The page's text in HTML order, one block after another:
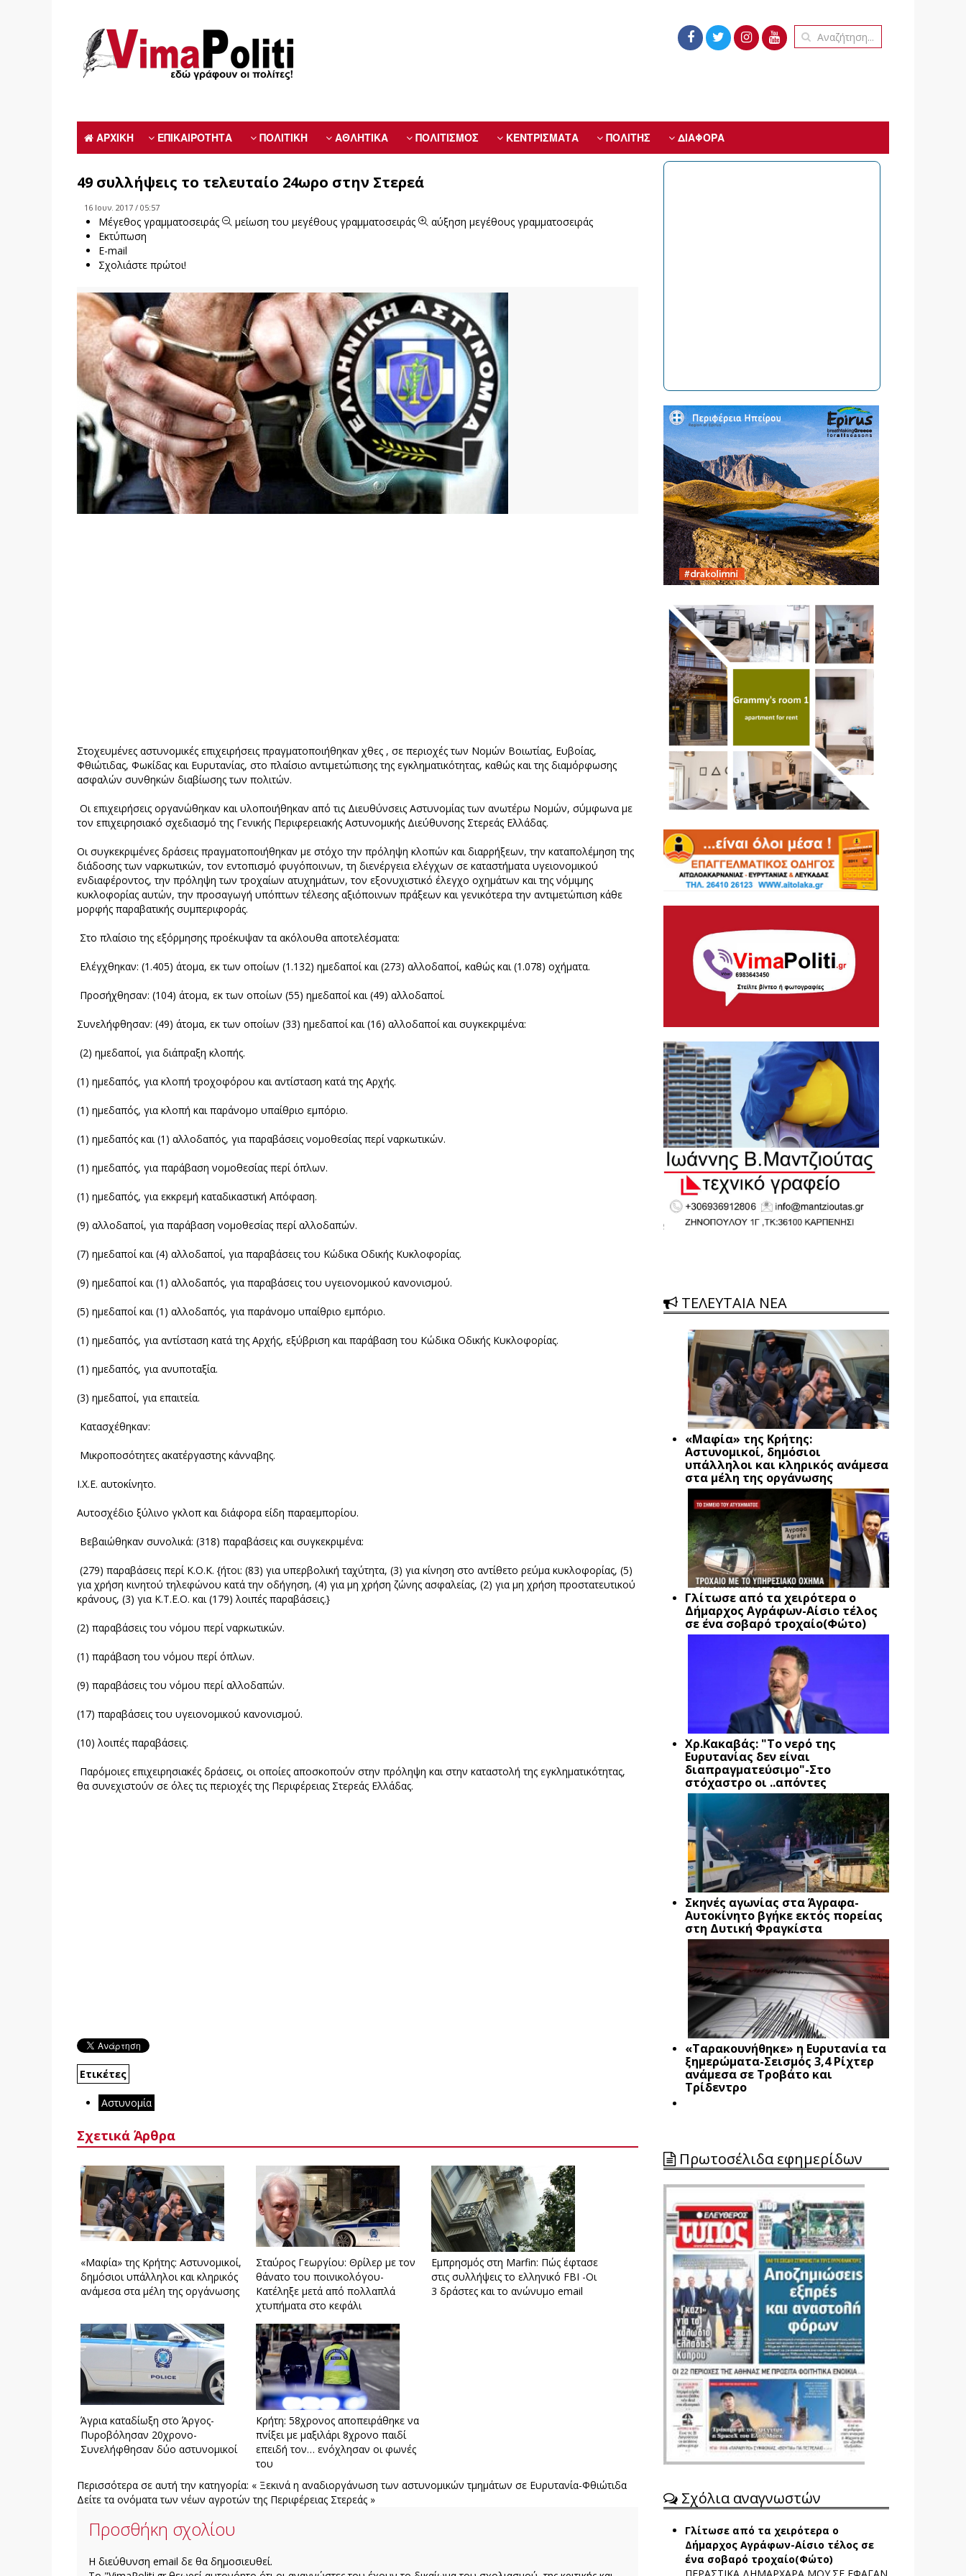
ΑΡΧΙΚΗ ΕΠΙΚΑΙΡΟΤΗΤΑ ΠΟΛΙΤΙΚΗ ΑΘΛΗΤΙΚΑ ΠΟΛΙΤΙΣΜΟΣ ΚΕΝΤΡΙΣΜΑΤΑ ΠΟΛΙΤΗΣ ΔΙΑΦΟΡΑ
49 συλλήψεις το τελευταίο 24ωρο στην Στερεά
16 Ιουν. 2017 / 05:57
Μέγεθος γραμματοσειράς μείωση του μεγέθους γραμματοσειράς
αύξηση μεγέθους γραμματοσειράς
Εκτύπωση
E-mail
Σχολιάστε πρώτοι!
Στοχευμένες αστυνομικές επιχειρήσεις πραγματοποιήθηκαν χθες , σε περιοχές των Νομών Βοιωτίας, Ευβοίας,
Φθιώτιδας, Φωκίδας και Ευρυτανίας, στο πλαίσιο αντιμετώπισης της εγκληματικότητας, καθώς και της διαμόρφωσης
ασφαλών συνθηκών διαβίωσης των πολιτών.
Οι επιχειρήσεις οργανώθηκαν και υλοποιήθηκαν από τις Διευθύνσεις Αστυνομίας των ανωτέρω Νομών, σύμφωνα με
τον επιχειρησιακό σχεδιασμό της Γενικής Περιφερειακής Αστυνομικής Διεύθυνσης Στερεάς Ελλάδας.
Οι συγκεκριμένες δράσεις πραγματοποιήθηκαν με στόχο την πρόληψη κλοπών και διαρρήξεων, την καταπολέμηση της
διάδοσης των ναρκωτικών, τον εντοπισμό φυγόποινων, τη διενέργεια ελέγχων σε καταστήματα υγειονομικού
ενδιαφέροντος, την πρόληψη των τροχαίων ατυχημάτων, τον εξονυχιστικό έλεγχο οχημάτων και της νόμιμης
κυκλοφορίας αυτών, την προσαγωγή υπόπτων τέλεσης αξιόποινων πράξεων και γενικότερα την αντιμετώπιση κάθε
μορφής παραβατικής συμπεριφοράς.
Στο πλαίσιο της εξόρμησης προέκυψαν τα ακόλουθα αποτελέσματα:
Ελέγχθηκαν: (1.405) άτομα, εκ των οποίων (1.132) ημεδαποί και (273) αλλοδαποί, καθώς και (1.078) οχήματα.
Προσήχθησαν: (104) άτομα, εκ των οποίων (55) ημεδαποί και (49) αλλοδαποί.
Συνελήφθησαν: (49) άτομα, εκ των οποίων (33) ημεδαποί και (16) αλλοδαποί και συγκεκριμένα:
(2) ημεδαποί, για διάπραξη κλοπής.
(1) ημεδαπός, για κλοπή τροχοφόρου και αντίσταση κατά της Αρχής.
(1) ημεδαπός, για κλοπή και παράνομο υπαίθριο εμπόριο.
(1) ημεδαπός και (1) αλλοδαπός, για παραβάσεις νομοθεσίας περί ναρκωτικών.
(1) ημεδαπός, για παράβαση νομοθεσίας περί όπλων.
(1) ημεδαπός, για εκκρεμή καταδικαστική Απόφαση.
(9) αλλοδαποί, για παράβαση νομοθεσίας περί αλλοδαπών.
(7) ημεδαποί και (4) αλλοδαποί, για παραβάσεις του Κώδικα Οδικής Κυκλοφορίας.
(9) ημεδαποί και (1) αλλοδαπός, για παραβάσεις του υγειονομικού κανονισμού.
(5) ημεδαποί και (1) αλλοδαπός, για παράνομο υπαίθριο εμπόριο.
(1) ημεδαπός, για αντίσταση κατά της Αρχής, εξύβριση και παράβαση του Κώδικα Οδικής Κυκλοφορίας.
(1) ημεδαπός, για ανυποταξία.
(3) ημεδαποί, για επαιτεία.
Κατασχέθηκαν:
Μικροποσότητες ακατέργαστης κάνναβης.
Ι.Χ.Ε. αυτοκίνητο.
Αυτοσχέδιο ξύλινο γκλοπ και διάφορα είδη παραεμπορίου.
Βεβαιώθηκαν συνολικά: (318) παραβάσεις και συγκεκριμένα:
(279) παραβάσεις περί Κ.Ο.Κ. {ήτοι: (83) για υπερβολική ταχύτητα, (3) για κίνηση στο αντίθετο ρεύμα κυκλοφορίας, (5)
για χρήση κινητού τηλεφώνου κατά την οδήγηση, (4) για μη χρήση ζώνης ασφαλείας, (2) για μη χρήση προστατευτικού
κράνους, (3) για Κ.Τ.Ε.Ο. και (179) λοιπές παραβάσεις.}
(2) παραβάσεις του νόμου περί ναρκωτικών.
(1) παράβαση του νόμου περί όπλων.
(9) παραβάσεις του νόμου περί αλλοδαπών.
(17) παραβάσεις του υγειονομικού κανονισμού.
(10) λοιπές παραβάσεις.
Παρόμοιες επιχειρησιακές δράσεις, οι οποίες αποσκοπούν στην πρόληψη και στην καταστολή της εγκληματικότητας,
θα συνεχιστούν σε όλες τις περιοχές της Περιφέρειας Στερεάς Ελλάδας.
Ετικέτες
Αστυνομία
Σχετικά Άρθρα
«Μαφία» της Κρήτης: Αστυνομικοί,
δημόσιοι υπάλληλοι και κληρικός
ανάμεσα στα μέλη της οργάνωσης
Σταύρος Γεωργίου: Θρίλερ με τον
θάνατο του ποινικολόγου-
Κατέληξε μετά από πολλαπλά
χτυπήματα στο κεφάλι
Εμπρησμός στη Marfin: Πώς έφτασε
στις συλλήψεις το ελληνικό FBI -Οι
3 δράστες και το ανώνυμο email
Άγρια καταδίωξη στο Άργος-
Πυροβόλησαν 20χρονο-
Συνελήφθησαν δύο αστυνομικοί
Κρήτη: 58χρονος αποπειράθηκε να
πνίξει με μαξιλάρι 8χρονο παιδί
επειδή τον… ενόχλησαν οι φωνές
του
Περισσότερα σε αυτή την κατηγορία: « Ξεκινά η αναδιοργάνωση των αστυνομικών τμημάτων σε Ευρυτανία-Φθιώτιδα
Δείτε τα ονόματα των νέων αγροτών της Περιφέρειας Στερεάς »
Προσθήκη σχολίου
H διεύθυνση email δε θα δημοσιευθεί.
ΤΕΛΕΥΤΑΙΑ ΝΕΑ
«Μαφία» της Κρήτης:
Αστυνομικοί, δημόσιοι
υπάλληλοι και κληρικός ανάμεσα
στα μέλη της οργάνωσης
Γλίτωσε από τα χειρότερα ο
Δήμαρχος Αγράφων-Αίσιο τέλος
σε ένα σοβαρό τροχαίο(Φώτο)
Xρ.Κακαβάς: "Το νερό της
Ευρυτανίας δεν είναι
διαπραγματεύσιμο"-Στο
στόχαστρο οι ..απόντες
Σκηνές αγωνίας στα Άγραφα-
Αυτοκίνητο βγήκε εκτός πορείας
στη Δυτική Φραγκίστα
«Ταρακουνήθηκε» η Ευρυτανία τα
ξημερώματα-Σεισμός 3,4 Ρίχτερ
ανάμεσα σε Τροβάτο και
Τρίδεντρο
Πρωτοσέλιδα εφημερίδων
Σχόλια αναγνωστών
Γλίτωσε από τα χειρότερα ο
Δήμαρχος Αγράφων-Αίσιο τέλος σε
ένα σοβαρό τροχαίο(Φώτο)